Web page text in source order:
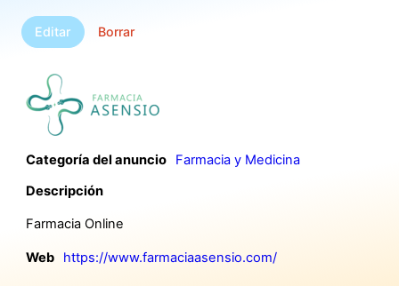
Editar Borrar
Categoría del anuncio
Farmacia y Medicina
Descripción
Farmacia Online
Web https://www.farmaciaasensio.com/